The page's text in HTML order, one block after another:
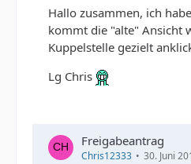
Hallo zusammen, ich
kommt die "alte" Ansicht
Kuppelstelle gezielt
Lg Chris
Freigabeantrag
Chris12333 30. Juni